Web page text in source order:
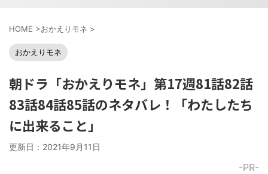
HOME >おかえりモネ >
おかえりモネ
朝ドラ「おかえりモネ」第17週81話82話
83話84話85話のネタバレ！「わたしたち
に出来ること」
更新日： 2021年9月11日
-PR-